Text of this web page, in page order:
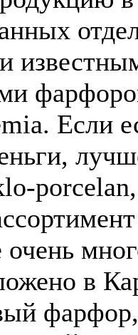
Если
очень
в